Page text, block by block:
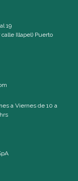
19
Illapel) Puerto
a Viernes de 10 a